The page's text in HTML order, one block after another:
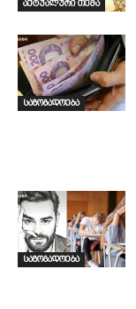
აქტუალური თემა
საზოგადოება
საზოგადოება